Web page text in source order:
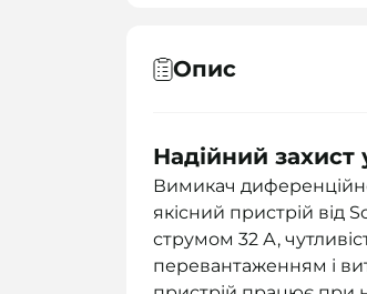
Опис
Надійний
Вимикач
якісний пристрій від
струмом 32 А,
перевантаженням і